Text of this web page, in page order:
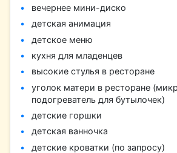
вечернее мини-диско
детская анимация
детское меню
кухня для младенцев
высокие стулья в ресторане
уголок матери в ресторане
подогреватель для бутылочек)
детские горшки
детская ванночка
детские кроватки (по запросу)